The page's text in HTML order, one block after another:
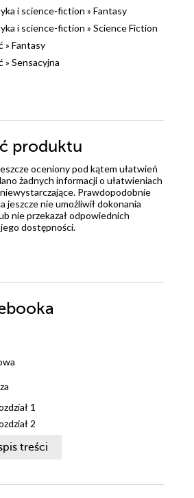
i science-fiction » Fantasy
i science-fiction » Science Fiction
» Fantasy
» Sensacyjna
produktu
oceniony pod kątem ułatwień
żadnych informacji o ułatwieniach
Prawdopodobnie
jeszcze nie umożliwił dokonania
nie przekazał odpowiednich
dostępności.
1
2
3
4
treści